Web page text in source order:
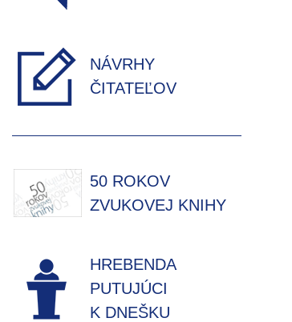
NÁVRHY
ČITATEĽOV
50 ROKOV
ZVUKOVEJ KNIHY
HREBENDA
PUTUJÚCI
K DNEŠKU